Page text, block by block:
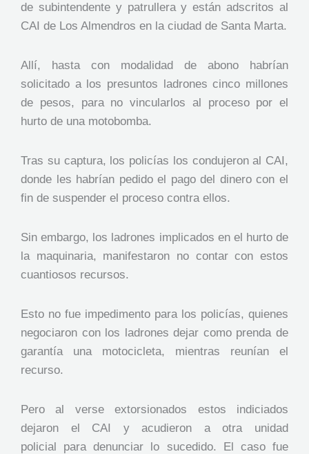
de subintendente y patrullera y están adscritos al
CAI de Los Almendros en la ciudad de Santa Marta.
Allí, hasta con modalidad de abono habrían
solicitado a los presuntos ladrones cinco millones
de pesos, para no vincularlos al proceso por el
hurto de una motobomba.
Tras su captura, los policías los condujeron al CAI,
donde les habrían pedido el pago del dinero con el
fin de suspender el proceso contra ellos.
Sin embargo, los ladrones implicados en el hurto de
la maquinaria, manifestaron no contar con estos
cuantiosos recursos.
Esto no fue impedimento para los policías, quienes
negociaron con los ladrones dejar como prenda de
garantía una motocicleta, mientras reunían el
recurso.
Pero al verse extorsionados estos indiciados
dejaron el CAI y acudieron a otra unidad
policial para denunciar lo sucedido. El caso fue